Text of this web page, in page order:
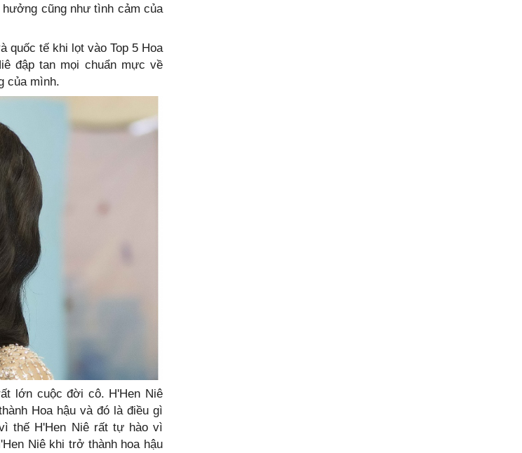
cũng như tình cảm của
quốc tế khi lọt vào Top 5 Hoa
đập tan mọi chuẩn mực về
của mình.
lớn cuộc đời cô. H'Hen Niê
Hoa hậu và đó là điều gì
thế H'Hen Niê rất tự hào vì
Niê khi trở thành hoa hậu